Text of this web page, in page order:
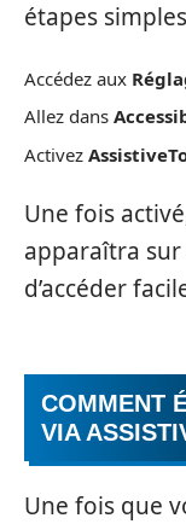
étapes
Accédez aux
Allez dans
Activez
Une fois
apparaîtra
d’accéder
COMMENT
VIA
Une fois que